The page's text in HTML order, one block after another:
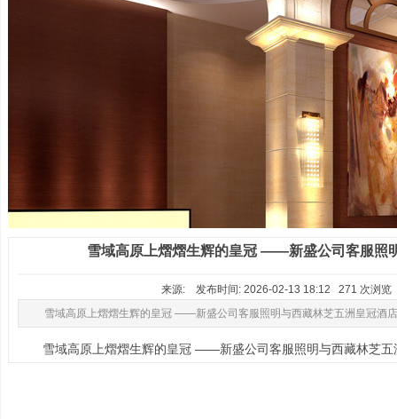
雪域高原上熠熠生辉的皇冠 ——新盛公司客服照
来源: 发布时间: 2026-02-13 18:12 271 次浏
雪域高原上熠熠生辉的皇冠 ——新盛公司客服照明与西藏林芝五洲皇冠酒
雪域高原上熠熠生辉的皇冠 ——新盛公司客服照明与西藏林芝五